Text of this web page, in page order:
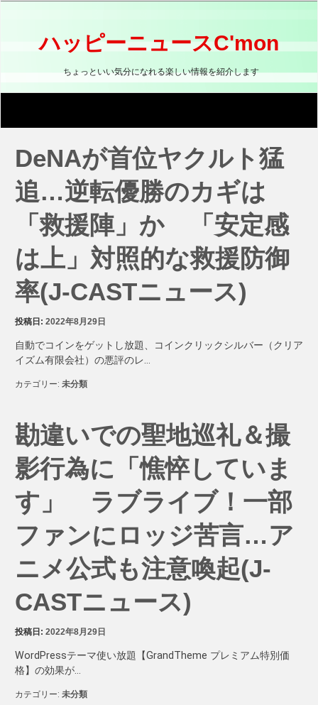
ス
ッ
ハッピーニュースC'mon
ちょっといい気分になれる楽しい情報を紹介します
DeNAが首位ヤクルト猛
追…逆転優勝のカギは
「救援陣」か 「安定感
は上」対照的な救援防御
率(J-CASTニュース)
投稿日: 2022年8月29日
自動でコインをゲットし放題、コインクリックシルバー（クリア
イズム有限会社）の悪評のレ…
カテゴリー: 未分類
勘違いでの聖地巡礼＆撮
影行為に「憔悴していま
す」 ラブライブ！一部
ファンにロッジ苦言…ア
ニメ公式も注意喚起(J-
CASTニュース)
投稿日: 2022年8月29日
WordPressテーマ使い放題【GrandTheme プレミアム特別価
格】の効果が…
カテゴリー: 未分類